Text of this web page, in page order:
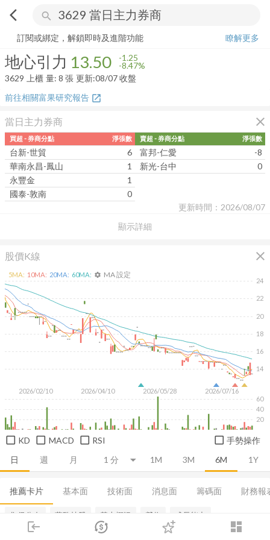
arrow_back_ios search
login dashboard
市場 登入
地心引力 13.50-8.47%
訂閱或綁定，解鎖即時及進階功能
瞭解更多
地心引力 13.50 -1.25
-8.47%
3629
上櫃 量: 8 張 更新:08/07 收盤
前往相關富果研究報告 open_in_new
當日主力券商 close
顯示詳細
買超 - 券商分點 淨張數
台新-世貿
6
華南永昌-鳳山
1
永豐金
1
國泰-敦南
0
賣超 - 券商分點 淨張數
富邦-仁愛
-8
新光-台中
0
更新時間：2026/08/07
股價K線 close
日 週 月 1M 3M 6M 1Y
2026/02/10 2026/04/10 2026/05/28 2026/07/16
14
16
18
20
22
24
20
40
60
5MA: 10MA: 20MA: 60MA: settings MA 設定
KD MACD RSI 手勢操作
推薦卡片 基本面 技術面 消息面 籌碼面 財務報
集保分布 董監持股 基本概況 營收 成長能力